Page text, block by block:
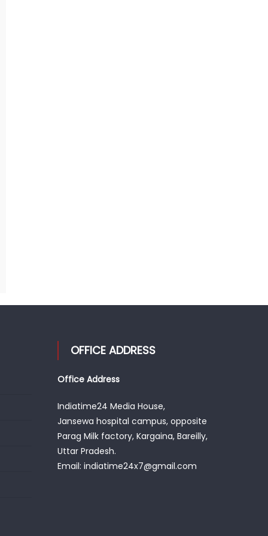
OFFICE ADDRESS
Office Address
Indiatime24 Media House,
Jansewa hospital campus, opposite
Parag Milk factory, Kargaina, Bareilly,
Uttar Pradesh.
Email: indiatime24x7@gmail.com